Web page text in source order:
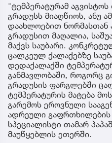
"ტემპერატურამ
გრადუსს მიაღწიოს, ანუ
დაახლოებით
გრადუსით მაღალია,
მაქვს საუბარი.
ცალკეულ ქალაქებზე
დედაქალაქში
განმავლობაში, როგორც
გრადუსის ფარგლებში
ტემპერატურის მატება
გარემოს ეროვნული
ადრეული
სპეციალისტი თამარ
მაუწყებლის ეთერში.